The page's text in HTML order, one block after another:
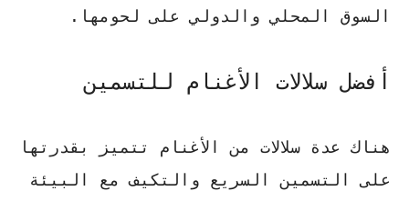
السوق المحلي والدولي على لحومها.
أفضل سلالات الأغنام للتسمين
هناك عدة سلالات من الأغنام تتميز بقدرتها
على التسمين السريع والتكيف مع البيئة